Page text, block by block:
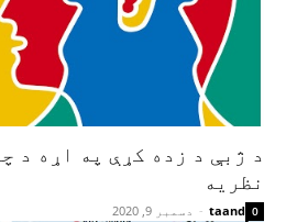
د ژبې د زده کړې په اړه د
نظریه
taand
- دسمبر 9, 2020 0